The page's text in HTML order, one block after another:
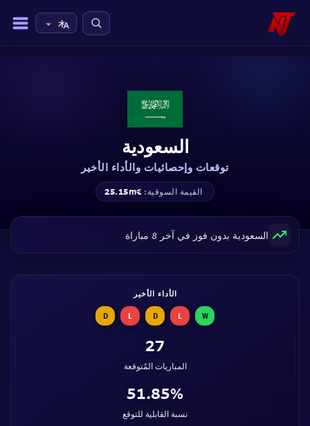
السعودية
توقعات وإحصائيات والأداء الأخير
القيمة السوقية: €25.15m
السعودية بدون فوز في آخر 8 مباراة
الأداء الأخير
W
L
D
L
D
27
المباريات المُتوقعة
51.85%
نسبة القابلية للتوقع